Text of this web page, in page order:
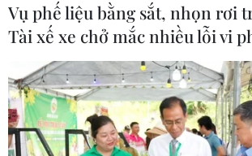
Vụ phế liệu bằng sắt, nhọn rơi
Tài xế xe chở mắc nhiều lỗi vi